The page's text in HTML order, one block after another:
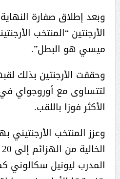
وبعد إطلاق صفارة
الأرجنتين “المنتخب
ميسي هو البطل”.
لتتساوى مع أوروجواي
الأكثر فوزا باللقب.
وعزز المنتخب الأرجنتيني
المدرب ليونيل سكالوني